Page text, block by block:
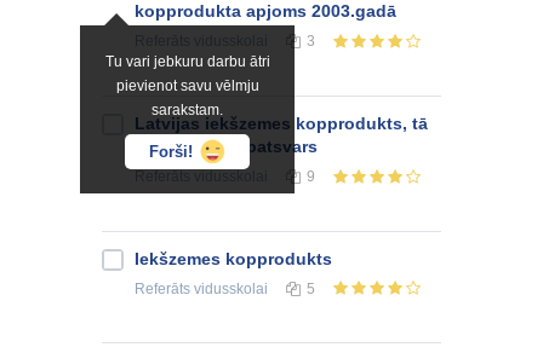
Tu vari jebkuru darbu ātri
pievienot savu vēlmju
sarakstam.
Forši!
kopprodukta apjoms 2003.gadā
3
Latvijas iekšzemes kopprodukts, tā
struktūra un īpatsvars
9
Iekšzemes kopprodukts
Referāts vidusskolai 5